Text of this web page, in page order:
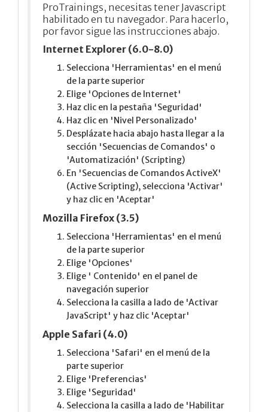
ProTrainings, necesitas tener Javascript
habilitado en tu navegador. Para hacerlo,
por favor sigue las instrucciones abajo.
Internet Explorer (6.0-8.0)
Selecciona 'Herramientas' en el menú
de la parte superior
Elige 'Opciones de Internet'
Haz clic en la pestaña 'Seguridad'
Haz clic en 'Nivel Personalizado'
Desplázate hacia abajo hasta llegar a la
sección 'Secuencias de Comandos' o
'Automatización' (Scripting)
En 'Secuencias de Comandos ActiveX'
(Active Scripting), selecciona 'Activar'
y haz clic en 'Aceptar'
Mozilla Firefox (3.5)
Selecciona 'Herramientas' en el menú
de la parte superior
Elige 'Opciones'
Elige ' Contenido' en el panel de
navegación superior
Selecciona la casilla a lado de 'Activar
JavaScript' y haz clic 'Aceptar'
Apple Safari (4.0)
Selecciona 'Safari' en el menú de la
parte superior
Elige 'Preferencias'
Elige 'Seguridad'
Selecciona la casilla a lado de 'Habilitar